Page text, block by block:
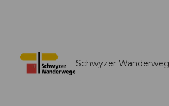
Schwyzer